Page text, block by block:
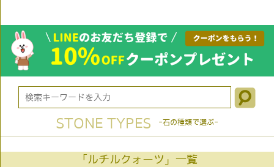
STONE TYPES -石の種類で選ぶ-
「ルチルクォーツ」一覧